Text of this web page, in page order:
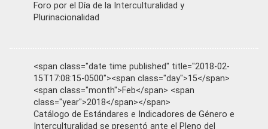
Foro por el Día de la Interculturalidad y
Plurinacionalidad
<span class="date time published" title="2018-02-
15T17:08:15-0500"><span class="day">15</span>
<span class="month">Feb</span> <span
class="year">2018</span></span>
Catálogo de Estándares e Indicadores de Género e
Interculturalidad se presentó ante el Pleno del